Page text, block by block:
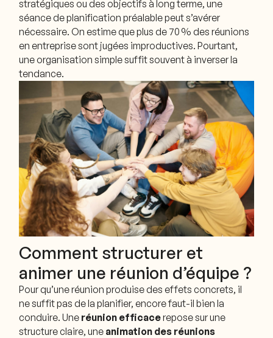
stratégiques ou des objectifs à long terme, une
séance de planification préalable peut s’avérer
nécessaire. On estime que plus de 70 % des réunions
en entreprise sont jugées improductives. Pourtant,
une organisation simple suffit souvent à inverser la
tendance.
Comment structurer et
animer une réunion d’équipe ?
Pour qu’une réunion produise des effets concrets, il
ne suffit pas de la planifier, encore faut-il bien la
conduire. Une réunion efficacerepose sur une
structure claire, une animation des réunions